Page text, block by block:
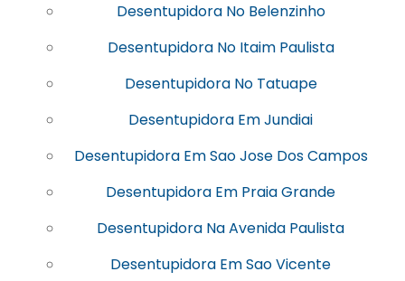
Desentupidora No Belenzinho
Desentupidora No Itaim Paulista
Desentupidora No Tatuape
Desentupidora Em Jundiai
Desentupidora Em Sao Jose Dos Campos
Desentupidora Em Praia Grande
Desentupidora Na Avenida Paulista
Desentupidora Em Sao Vicente